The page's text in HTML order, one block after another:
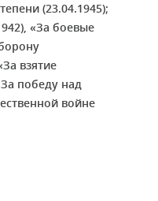
(23.04.1945);
«За боевые
взятие
победу над
войне